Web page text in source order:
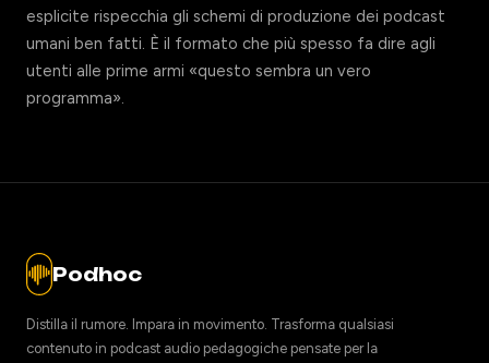
esplicite rispecchia gli schemi di produzione dei podcast
umani ben fatti. È il formato che più spesso fa dire agli
utenti alle prime armi «questo sembra un vero
programma».
Podhoc
Distilla il rumore. Impara in movimento. Trasforma qualsiasi
contenuto in podcast audio pedagogiche pensate per la